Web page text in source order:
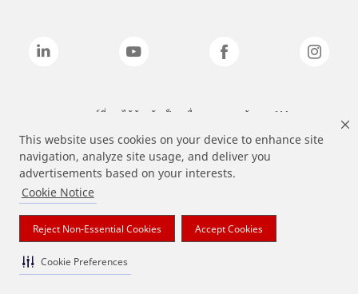
This website uses cookies on your device to enhance site
navigation, analyze site usage, and deliver you
advertisements based on your interests.
Cookie Notice
Reject Non-Essential Cookies Accept Cookies
Cookie Preferences
แบรนด์ที่ระบุไว้ข้างต้นเป็นเครื่องหมายการค้าของ 3M